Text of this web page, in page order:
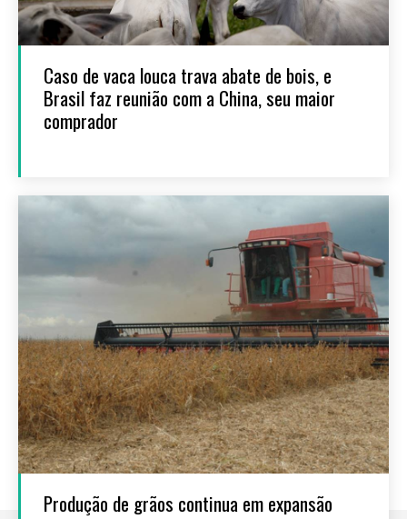
Caso de vaca louca trava abate de bois, e
Brasil faz reunião com a China, seu maior
comprador
Produção de grãos continua em expansão